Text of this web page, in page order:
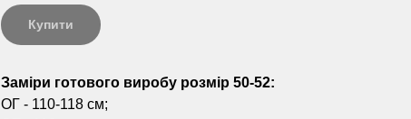
Купити
Заміри готового виробу розмір 50-52:
ОГ - 110-118 см;